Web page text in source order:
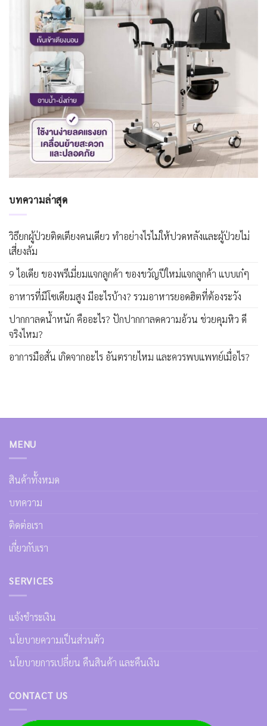
บทความล่าสุด
วิธียกผู้ป่วยติดเตียงคนเดียว ทำอย่างไรไม่ให้ปวดหลังและผู้ป่วยไม่
เสี่ยงล้ม
9 ไอเดีย ของพรีเมี่ยมแจกลูกค้า ของขวัญปีใหม่แจกลูกค้า แบบเก๋ๆ
อาหารที่มีโซเดียมสูง มีอะไรบ้าง? รวมอาหารยอดฮิตที่ต้องระวัง
ปากกาลดน้ำหนัก คืออะไร? ปักปากกาลดความอ้วน ช่วยคุมหิว ดี
จริงไหม?
อาการมือสั่น เกิดจากอะไร อันตรายไหม และควรพบแพทย์เมื่อไร?
MENU
สินค้าทั้งหมด
บทความ
ติดต่อเรา
เกี่ยวกับเรา
SERVICES
แจ้งชำระเงิน
นโยบายความเป็นส่วนตัว
นโยบายการเปลี่ยน คืนสินค้า และคืนเงิน
CONTACT US